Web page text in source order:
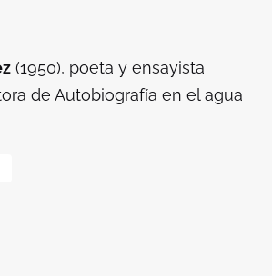
(1950), poeta y ensayista
de Autobiografía en el agua